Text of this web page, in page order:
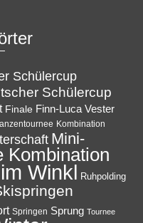
Schülercup
Schülercup
Finale Finn-Luca Vester
Kombination
Mini-
Kombination
Winkl Ruhpolding
Springen Sprung Tournee